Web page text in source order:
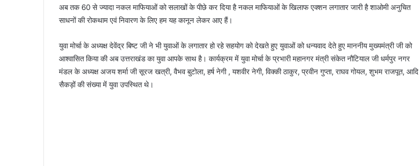
अब तक 60 से ज्यादा नकल माफियाओं को सलाखों के पीछे कर दिया है नकल माफियाओं के खिलाफ एक्शन लगातार जारी है शाओमी अनुचित
साधनों की रोकथाम एवं निवारण के लिए हम यह कानून लेकर आए हैं।
युवा मोर्चा के अध्यक्ष देवेंद्र बिष्ट जी ने भी युवाओं के लगातार हो रहे सहयोग को देखते हुए युवाओं को धन्यवाद देते हुए माननीय मुख्यमंत्री जी को
आश्वासित किया की अब उत्तराखंड का युवा आपके साथ है। कार्यक्रम में युवा मोर्चा के प्रभारी महानगर मंत्री संकेत नौटियाल जी धर्मपुर नगर
मंडल के अध्यक्ष अजय शर्मा जी सूरज खत्री, वैभव बुटोला, हर्ष नेगी , यशवीर नेगी, विक्की ठाकुर, प्रवीन गुप्ता, राघव गोयल, शुभम राजपूत, आदि
सैकड़ों की संख्या में युवा उपस्थित थे।